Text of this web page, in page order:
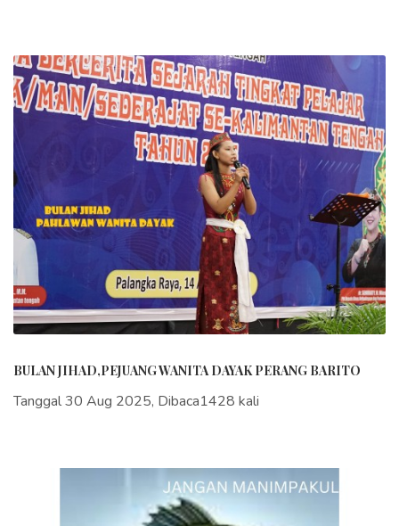
BULAN JIHAD,PEJUANG WANITA DAYAK PERANG BARITO
Tanggal 30 Aug 2025, Dibaca1428 kali